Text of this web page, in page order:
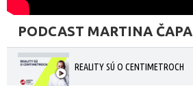
PODCAST MARTINA ČAPA
REALITY SÚ O CENTIMETROCH